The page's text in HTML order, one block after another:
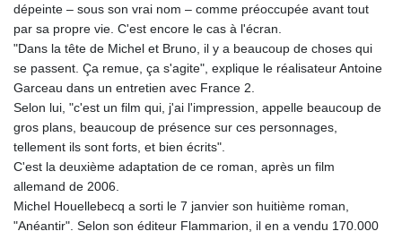
dépeinte – sous son vrai nom – comme préoccupée avant tout
par sa propre vie. C'est encore le cas à l'écran.
"Dans la tête de Michel et Bruno, il y a beaucoup de choses qui
se passent. Ça remue, ça s'agite", explique le réalisateur Antoine
Garceau dans un entretien avec France 2.
Selon lui, "c'est un film qui, j'ai l'impression, appelle beaucoup de
gros plans, beaucoup de présence sur ces personnages,
tellement ils sont forts, et bien écrits".
C'est la deuxième adaptation de ce roman, après un film
allemand de 2006.
Michel Houellebecq a sorti le 7 janvier son huitième roman,
"Anéantir". Selon son éditeur Flammarion, il en a vendu 170.000